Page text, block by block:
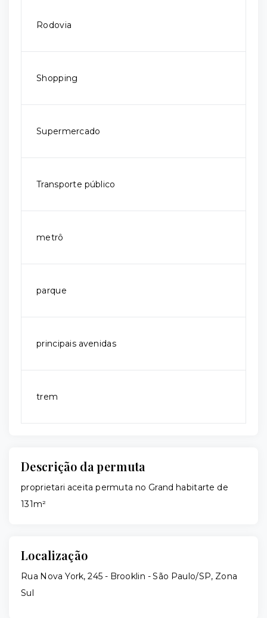
Rodovia
Shopping
Supermercado
Transporte público
metrô
parque
principais avenidas
trem
Descrição da permuta
proprietari aceita permuta no Grand habitarte de
131m²
Localização
Rua Nova York, 245 - Brooklin - São Paulo/SP, Zona
Sul